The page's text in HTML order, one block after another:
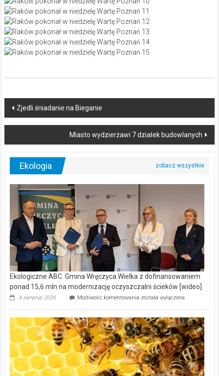
Post
navigation
Zjedli śniadanie na Bieganie
Miasto wydzierżawi 7 działek budowlanych
Ekologia
Ekologiczne ABC. Gmina Wręczyca Wielka z dofinansowaniem
ponad 15,6 mln na modernizację oczyszczalni ścieków [wideo]
4 sierpnia, 2026 Możliwość komentowania Ekologiczne
Wręczyca
Wielka
z
dofinansowaniem
ponad
15,6
mln
została wyłączona